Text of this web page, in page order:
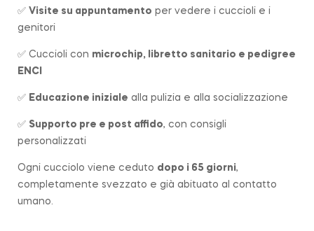
✅ Visite su appuntamento per vedere i cuccioli e i
genitori
✅ Cuccioli con microchip, libretto sanitario e pedigree
ENCI
✅ Educazione iniziale alla pulizia e alla socializzazione
✅ Supporto pre e post affido, con consigli
personalizzati
Ogni cucciolo viene ceduto dopo i 65 giorni,
completamente svezzato e già abituato al contatto
umano.